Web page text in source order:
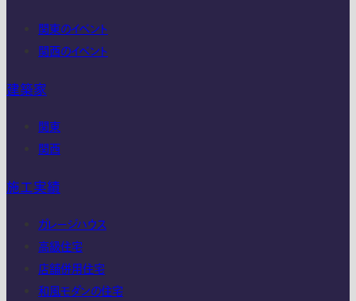
関東のイベント
関西のイベント
建築家
関東
関西
施工実績
ガレージハウス
高級住宅
店舗併用住宅
和風モダンの住宅